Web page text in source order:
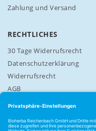
Zahlung und Versand
RECHTLICHES
30 Tage Widerrufsrecht
Datenschutzerklärung
Widerrufsrecht
AGB